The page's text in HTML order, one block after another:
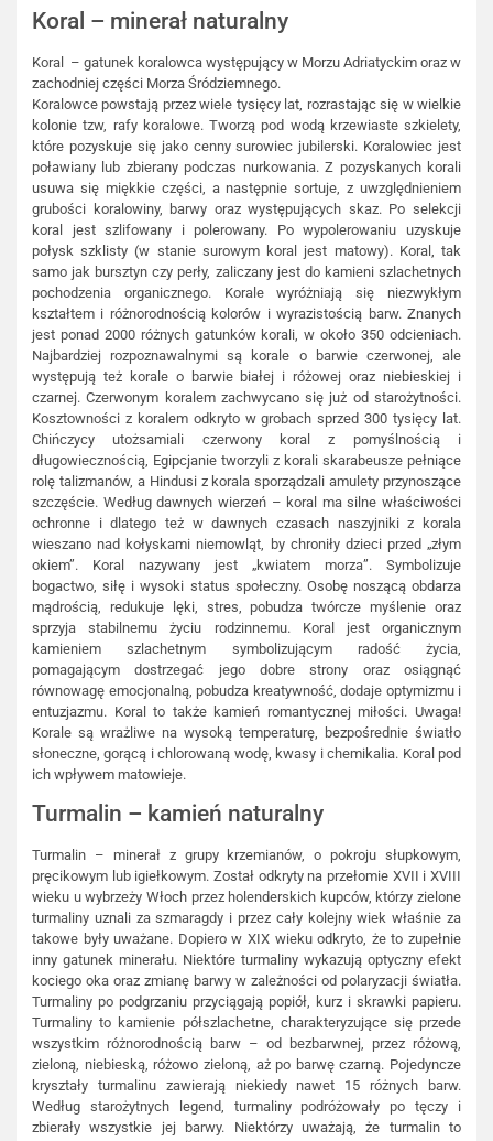
Koral – minerał naturalny
Koral – gatunek koralowca występujący w Morzu Adriatyckim oraz w
zachodniej części Morza Śródziemnego.
Koralowce powstają przez wiele tysięcy lat, rozrastając się w wielkie
kolonie tzw, rafy koralowe. Tworzą pod wodą krzewiaste szkielety,
które pozyskuje się jako cenny surowiec jubilerski. Koralowiec jest
poławiany lub zbierany podczas nurkowania. Z pozyskanych korali
usuwa się miękkie części, a następnie sortuje, z uwzględnieniem
grubości koralowiny, barwy oraz występujących skaz. Po selekcji
koral jest szlifowany i polerowany. Po wypolerowaniu uzyskuje
połysk szklisty (w stanie surowym koral jest matowy). Koral, tak
samo jak bursztyn czy perły, zaliczany jest do kamieni szlachetnych
pochodzenia organicznego. Korale wyróżniają się niezwykłym
kształtem i różnorodnością kolorów i wyrazistością barw. Znanych
jest ponad 2000 różnych gatunków korali, w około 350 odcieniach.
Najbardziej rozpoznawalnymi są korale o barwie czerwonej, ale
występują też korale o barwie białej i różowej oraz niebieskiej i
czarnej. Czerwonym koralem zachwycano się już od starożytności.
Kosztowności z koralem odkryto w grobach sprzed 300 tysięcy lat.
Chińczycy utożsamiali czerwony koral z pomyślnością i
długowiecznością, Egipcjanie tworzyli z korali skarabeusze pełniące
rolę talizmanów, a Hindusi z korala sporządzali amulety przynoszące
szczęście. Według dawnych wierzeń – koral ma silne właściwości
ochronne i dlatego też w dawnych czasach naszyjniki z korala
wieszano nad kołyskami niemowląt, by chroniły dzieci przed „złym
okiem”. Koral nazywany jest „kwiatem morza”. Symbolizuje
bogactwo, siłę i wysoki status społeczny. Osobę noszącą obdarza
mądrością, redukuje lęki, stres, pobudza twórcze myślenie oraz
sprzyja stabilnemu życiu rodzinnemu. Koral jest organicznym
kamieniem szlachetnym symbolizującym radość życia,
pomagającym dostrzegać jego dobre strony oraz osiągnąć
równowagę emocjonalną, pobudza kreatywność, dodaje optymizmu i
entuzjazmu. Koral to także kamień romantycznej miłości. Uwaga!
Korale są wrażliwe na wysoką temperaturę, bezpośrednie światło
słoneczne, gorącą i chlorowaną wodę, kwasy i chemikalia. Koral pod
ich wpływem matowieje.
Turmalin – kamień naturalny
Turmalin – minerał z grupy krzemianów, o pokroju słupkowym,
pręcikowym lub igiełkowym. Został odkryty na przełomie XVII i XVIII
wieku u wybrzeży Włoch przez holenderskich kupców, którzy zielone
turmaliny uznali za szmaragdy i przez cały kolejny wiek właśnie za
takowe były uważane. Dopiero w XIX wieku odkryto, że to zupełnie
inny gatunek minerału. Niektóre turmaliny wykazują optyczny efekt
kociego oka oraz zmianę barwy w zależności od polaryzacji światła.
Turmaliny po podgrzaniu przyciągają popiół, kurz i skrawki papieru.
Turmaliny to kamienie półszlachetne, charakteryzujące się przede
wszystkim różnorodnością barw – od bezbarwnej, przez różową,
zieloną, niebieską, różowo zieloną, aż po barwę czarną. Pojedyncze
kryształy turmalinu zawierają niekiedy nawet 15 różnych barw.
Według starożytnych legend, turmaliny podróżowały po tęczy i
zbierały wszystkie jej barwy. Niektórzy uważają, że turmalin to